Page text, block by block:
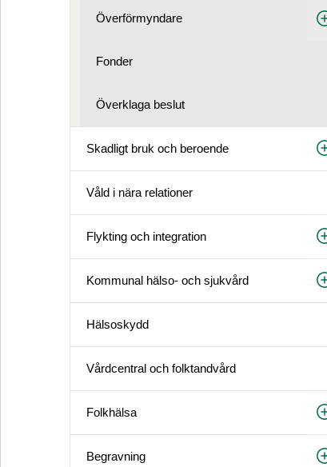
Överförmyndare
Fonder
Överklaga beslut
Skadligt bruk och beroende
Våld i nära relationer
Flykting och integration
Kommunal hälso- och sjukvård
Hälsoskydd
Vårdcentral och folktandvård
Folkhälsa
Begravning